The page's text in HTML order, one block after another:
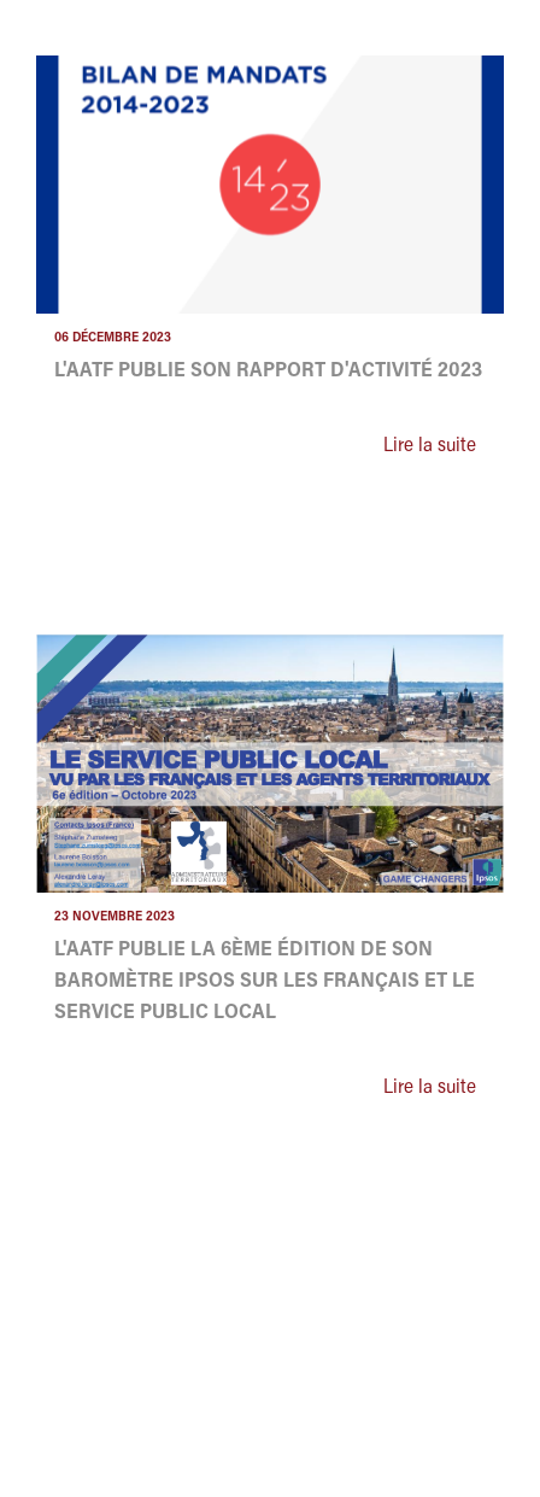
06 DÉCEMBRE 2023
L'AATF PUBLIE SON RAPPORT D'ACTIVITÉ 2023
Lire la suite
23 NOVEMBRE 2023
L'AATF PUBLIE LA 6ÈME ÉDITION DE SON
BAROMÈTRE IPSOS SUR LES FRANÇAIS ET LE
SERVICE PUBLIC LOCAL
Lire la suite